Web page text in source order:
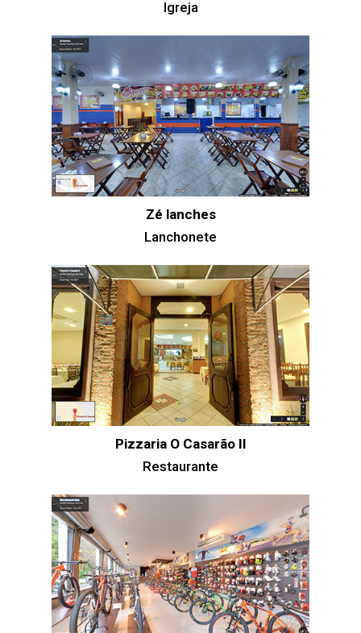
Igreja
Zé lanches
Lanchonete
Pizzaria O Casarão II
Restaurante